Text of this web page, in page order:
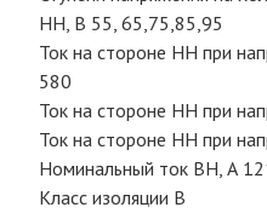
НН, В 55, 65,75,85,95
Ток на стороне НН при
580
Ток на стороне НН при
Ток на стороне НН при
Номинальный ток ВН, А
Класс изоляции В